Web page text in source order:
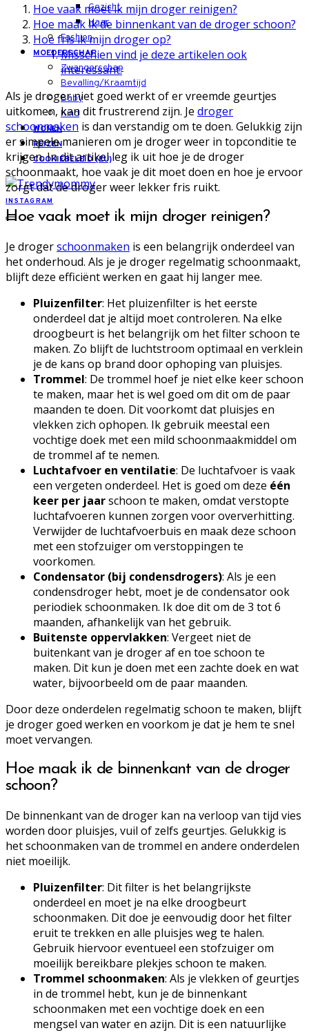
Gezicht
Haar
Fashion
MOEDERSCHAP
Zwangerschap
Bevalling/Kraamtijd
Baby
Kind
WONEN
REIZEN
COOKIEBELEID (EU)
INSTAGRAM
Hoe vaak moet ik mijn droger reinigen?
Hoe maak ik de binnenkant van de droger schoon?
Hoe fris ik mijn droger op?
Misschien vind je deze artikelen ook
interessant:
Als je droger niet goed werkt of er vreemde geurtjes
uitkomen, kan dit frustrerend zijn. Je droger
schoonmaken is dan verstandig om te doen. Gelukkig zijn
er simpele manieren om je droger weer in topconditie te
krijgen. In dit artikel leg ik uit hoe je de droger
schoonmaakt, hoe vaak je dit moet doen en hoe je ervoor
zorgt dat de droger weer lekker fris ruikt.
Hoe vaak moet ik mijn droger reinigen?
Je drogerschoonmaken is een belangrijk onderdeel van
het onderhoud. Als je je droger regelmatig schoonmaakt,
blijft deze efficiënt werken en gaat hij langer mee.
Pluizenfilter: Het pluizenfilter is het eerste
onderdeel dat je altijd moet controleren. Na elke
droogbeurt is het belangrijk om het filter schoon te
maken. Zo blijft de luchtstroom optimaal en verklein
je de kans op brand door ophoping van pluisjes.
Trommel: De trommel hoef je niet elke keer schoon
te maken, maar het is wel goed om dit om de paar
maanden te doen. Dit voorkomt dat pluisjes en
vlekken zich ophopen. Ik gebruik meestal een
vochtige doek met een mild schoonmaakmiddel om
de trommel af te nemen.
Luchtafvoer en ventilatie: De luchtafvoer is vaak
een vergeten onderdeel. Het is goed om deze één
keer per jaarschoon te maken, omdat verstopte
luchtafvoeren kunnen zorgen voor oververhitting.
Verwijder de luchtafvoerbuis en maak deze schoon
met een stofzuiger om verstoppingen te
voorkomen.
Condensator (bij condensdrogers): Als je een
condensdroger hebt, moet je de condensator ook
periodiek schoonmaken. Ik doe dit om de 3 tot 6
maanden, afhankelijk van het gebruik.
Buitenste oppervlakken: Vergeet niet de
buitenkant van je droger af en toe schoon te
maken. Dit kun je doen met een zachte doek en wat
water, bijvoorbeeld om de paar maanden.
Door deze onderdelen regelmatig schoon te maken, blijft
je droger goed werken en voorkom je dat je hem te snel
moet vervangen.
Hoe maak ik de binnenkant van de droger
schoon?
De binnenkant van de droger kan na verloop van tijd vies
worden door pluisjes, vuil of zelfs geurtjes. Gelukkig is
het schoonmaken van de trommel en andere onderdelen
niet moeilijk.
Pluizenfilter: Dit filter is het belangrijkste
onderdeel en moet je na elke droogbeurt
schoonmaken. Dit doe je eenvoudig door het filter
eruit te trekken en alle pluisjes weg te halen.
Gebruik hiervoor eventueel een stofzuiger om
moeilijk bereikbare plekjes schoon te maken.
Trommel schoonmaken: Als je vlekken of geurtjes
in de trommel hebt, kun je de binnenkant
schoonmaken met een vochtige doek en een
mengsel van water en azijn. Dit is een natuurlijke